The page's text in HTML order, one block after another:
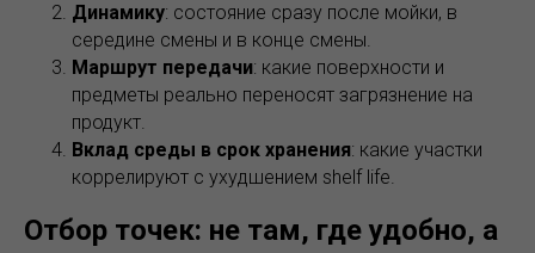
Динамику: состояние сразу после мойки, в
середине смены и в конце смены.
Маршрут передачи: какие поверхности и
предметы реально переносят загрязнение на
продукт.
Вклад среды в срок хранения: какие участки
коррелируют с ухудшением shelf life.
Отбор точек: не там, где удобно, а